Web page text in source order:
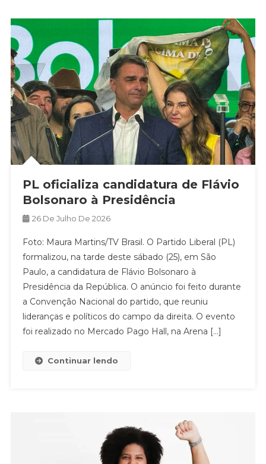
PL oficializa candidatura de Flávio
Bolsonaro à Presidência
26 De Julho De 2026
Foto: Maura Martins/TV Brasil. O Partido Liberal (PL)
formalizou, na tarde deste sábado (25), em São
Paulo, a candidatura de Flávio Bolsonaro à
Presidência da República. O anúncio foi feito durante
a Convenção Nacional do partido, que reuniu
lideranças e políticos do campo da direita. O evento
foi realizado no Mercado Pago Hall, na Arena […]
Continuar lendo